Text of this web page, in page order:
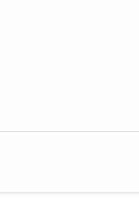
• 30 Mar, 2026